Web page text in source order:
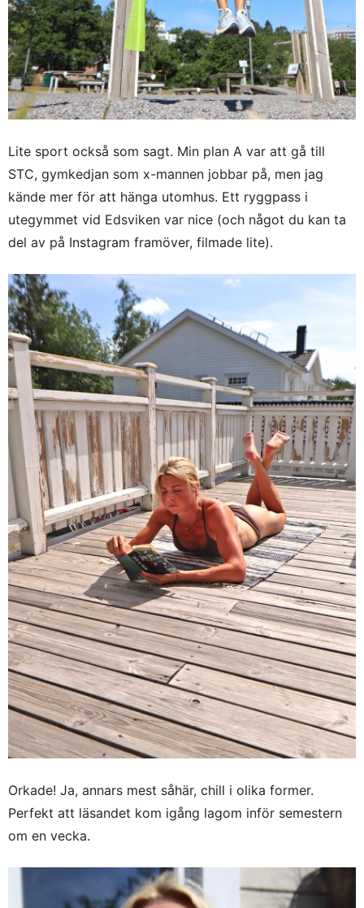
Lite sport också som sagt. Min plan A var att gå till
STC, gymkedjan som x-mannen jobbar på, men jag
kände mer för att hänga utomhus. Ett ryggpass i
utegymmet vid Edsviken var nice (och något du kan ta
del av på Instagram framöver, filmade lite).
Orkade! Ja, annars mest såhär, chill i olika former.
Perfekt att läsandet kom igång lagom inför semestern
om en vecka.